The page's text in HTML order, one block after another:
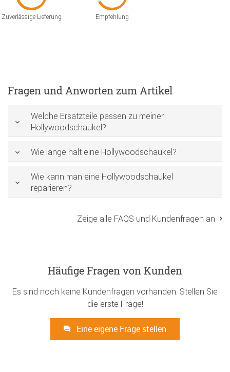
Zuverlässige Lieferung Empfehlung
Fragen und Anworten zum Artikel
Welche Ersatzteile passen zu meiner
Hollywoodschaukel?
Wie lange hält eine Hollywoodschaukel?
Wie kann man eine Hollywoodschaukel
reparieren?
Zeige alle FAQS und Kundenfragen an
Häufige Fragen von Kunden
Es sind noch keine Kundenfragen vorhanden. Stellen Sie
die erste Frage!
Eine eigene Frage stellen